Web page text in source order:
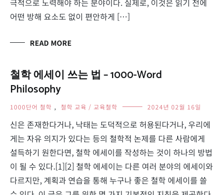
극적으로 노력해야 하는 분야이다. 실제로, 이것은 읽기 전에
어떤 방해 요소도 없이 편안하게 […]
READ MORE
철학 에세이 쓰는 법 – 1000-Word
Philosophy
1000단어 철학 , 철학 교육 / 교육철학 2024년 02월 16일
신은 존재한다거나, 낙태는 도덕적으로 허용된다거나, 우리에
게는 자유 의지가 있다는 등의 철학적 논제를 다른 사람에게
설득하기 원한다면, 철학 에세이를 작성하는 것이 하나의 방법
이 될 수 있다.[1][2] 철학 에세이는 다른 여러 분야의 에세이와
다르지만, 계획과 연습을 통해 누구나 좋은 철학 에세이를 쓸